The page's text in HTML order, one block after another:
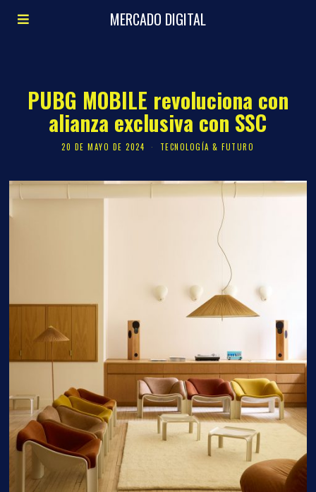
MERCADO DIGITAL
PUBG MOBILE revoluciona con
alianza exclusiva con SSC
20 DE MAYO DE 2024 TECNOLOGÍA & FUTURO